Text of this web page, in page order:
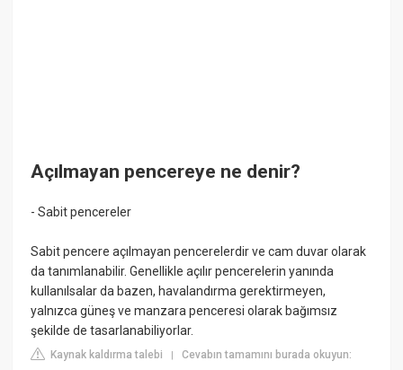
Açılmayan pencereye ne denir?
- Sabit pencereler
Sabit pencere açılmayan pencerelerdir ve cam duvar olarak
da tanımlanabilir. Genellikle açılır pencerelerin yanında
kullanılsalar da bazen, havalandırma gerektirmeyen,
yalnızca güneş ve manzara penceresi olarak bağımsız
şekilde de tasarlanabiliyorlar.
Kaynak kaldırma talebi |Cevabın tamamını burada okuyun: